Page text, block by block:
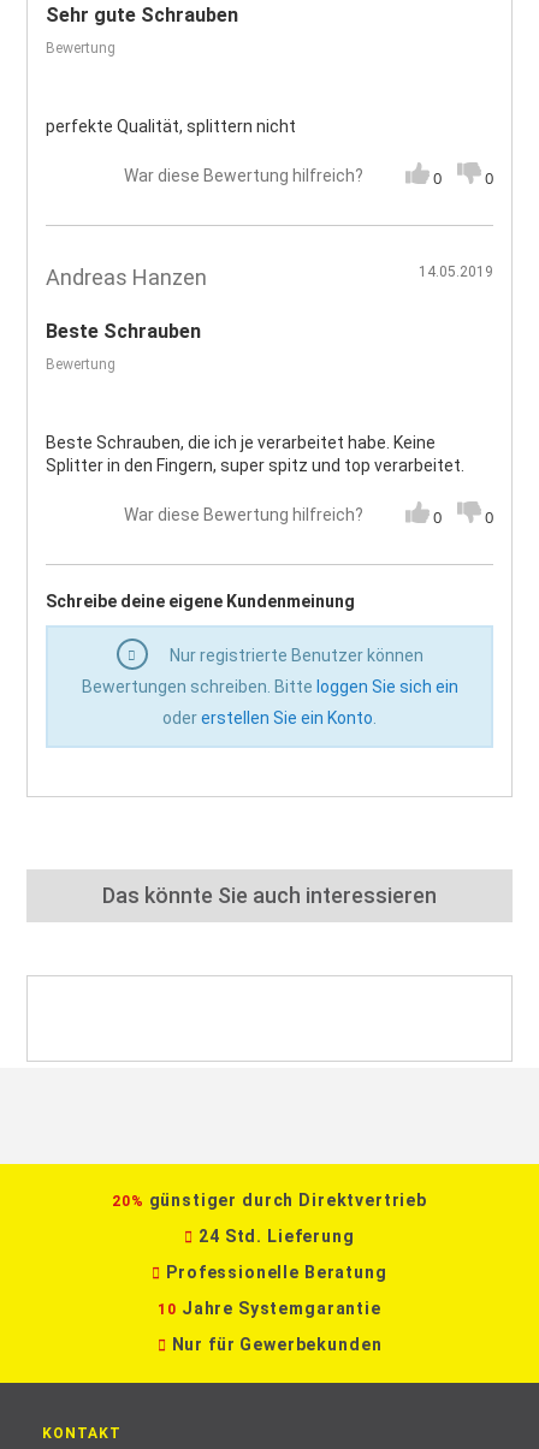
Sehr gute Schrauben
Bewertung
perfekte Qualität, splittern nicht
War diese Bewertung hilfreich? 0 0
Andreas Hanzen 14.05.2019
Beste Schrauben
Bewertung
Beste Schrauben, die ich je verarbeitet habe. Keine
Splitter in den Fingern, super spitz und top verarbeitet.
War diese Bewertung hilfreich? 0 0
Schreibe deine eigene Kundenmeinung
Nur registrierte Benutzer können
Bewertungen schreiben. Bitte loggen Sie sich ein
odererstellen Sie ein Konto.
Das könnte Sie auch interessieren
20% günstiger durch Direktvertrieb
24 Std. Lieferung
Professionelle Beratung
10 Jahre Systemgarantie
Nur für Gewerbekunden
KONTAKT